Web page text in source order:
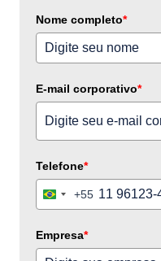
Nome completo*
E-mail corporativo*
Telefone*
Brazil+55
Empresa*